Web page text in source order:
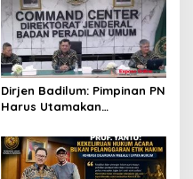
Dirjen Badilum: Pimpinan PN
Harus Utamakan
Pribadi